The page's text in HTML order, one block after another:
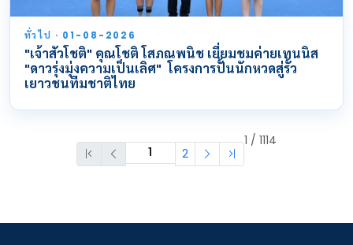
ทั่วไป · 01-08-2026
"เจ้าสัวโชติ" คุณโชติ โสภณพนิช เยี่ยมชมค่ายเทนนิส
"ดาวรุ่งมุ่งความเป็นเลิศ" โครงการปั้นนักหวดสู่รั้ว
เยาวชนทีมชาติไทย
2
1 / 1114